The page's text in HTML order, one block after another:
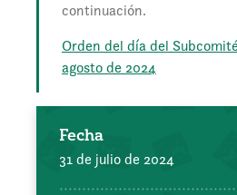
continuación.
Orden del día del
agosto de 2024
Fecha
31 de julio de 2024